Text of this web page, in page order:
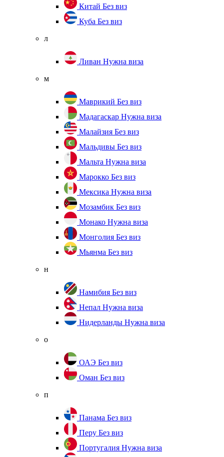
Китай Без виз
Куба Без виз
л
Ливан Нужна виза
м
Маврикий Без виз
Мадагаскар Нужна виза
Малайзия Без виз
Мальдивы Без виз
Мальта Нужна виза
Марокко Без виз
Мексика Нужна виза
Мозамбик Без виз
Монако Нужна виза
Монголия Без виз
Мьянма Без виз
н
Намибия Без виз
Непал Нужна виза
Нидерланды Нужна виза
о
ОАЭ Без виз
Оман Без виз
п
Панама Без виз
Перу Без виз
Португалия Нужна виза